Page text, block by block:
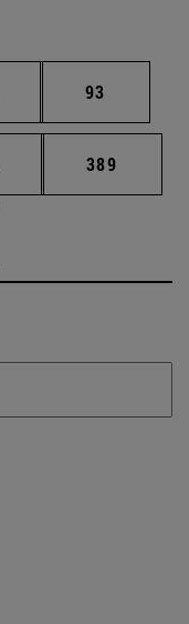
Páginas intermedias
Página
93
Páginas intermedias
Página
389